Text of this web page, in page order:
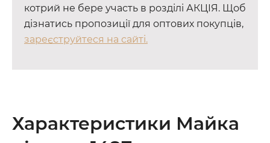
котрий не бере участь в розділі АКЦІЯ. Щоб
дізнатись пропозиції для оптових покупців,
зареєструйтеся на сайті.
Характеристики Майка